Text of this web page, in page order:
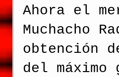
Ahora el
Muchacho
obtención
del máximo